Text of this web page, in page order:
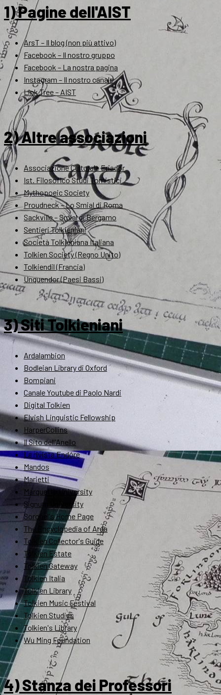
1) Pagine dell'AIST
ArsT – Il blog (non più attivo)
Facebook – Il nostro gruppo
Facebook – La nostra pagina
Instagram – Il nostro canale
Link Tree – AIST
2) Altre associazioni
Associazione Culturale Eriador
Ist. Filosofico Studi Tomistici
Mythopoeic Society
Proudneck – Lo Smial di Roma
Sackville – Smial di Bergamo
Sentieri Tolkieniani
Società Tolkieniana Italiana
Tolkien Society (Regno Unito)
Tolkiendil (Francia)
Unquendor (Paesi Bassi)
3) Siti Tolkieniani
Ardalambion
Bodleian Library di Oxford
Bompiani
Canale Youtube di Paolo Nardi
Digital Tolkien
Elvish Linguistic Fellowship
HarperCollins
Il Sito dell'Anello
La rivista Endóre
Mandos
Marietti
Marquette University
Signum University
Soronel's Home Page
The Encyclopedia of Arda
Tolkien Collector's Guide
Tolkien Estate
Tolkien Gateway
Tolkien Italia
Tolkien Library
Tolkien Music Festival
Tolkien Studies
Tolkien's Library
Wu Ming Foundation
4) Stanza dei Professori